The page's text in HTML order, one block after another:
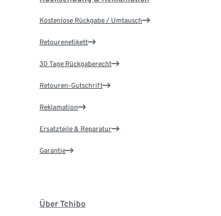
Kostenlose Rückgabe / Umtausch
Retourenetikett
30 Tage Rückgaberecht
Retouren-Gutschrift
Reklamation
Ersatzteile & Reparatur
Garantie
Über Tchibo